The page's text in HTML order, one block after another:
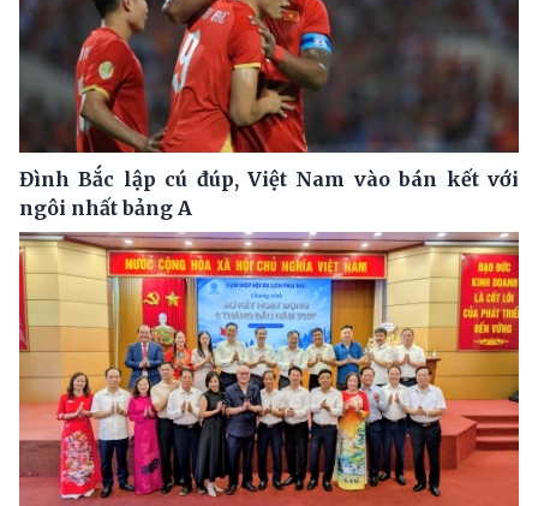
Đình Bắc lập cú đúp, Việt Nam vào bán kết với
ngôi nhất bảng A